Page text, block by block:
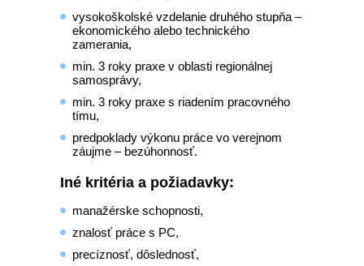
vysokoškolské vzdelanie druhého stupňa –
ekonomického alebo technického
zamerania,
min. 3 roky praxe v oblasti regionálnej
samosprávy,
min. 3 roky praxe s riadením pracovného
tímu,
predpoklady výkonu práce vo verejnom
záujme – bezúhonnosť.
Iné kritéria a požiadavky:
manažérske schopnosti,
znalosť práce s PC,
precíznosť, dôslednosť,